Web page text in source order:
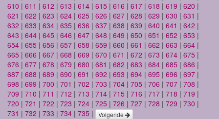
610 | 611 | 612 | 613 | 614 | 615 | 616 | 617 | 618 | 619 | 620 |
621 | 622 | 623 | 624 | 625 | 626 | 627 | 628 | 629 | 630 | 631 |
632 | 633 | 634 | 635 | 636 | 637 | 638 | 639 | 640 | 641 | 642 |
643 | 644 | 645 | 646 | 647 | 648 | 649 | 650 | 651 | 652 | 653 |
654 | 655 | 656 | 657 | 658 | 659 | 660 | 661 | 662 | 663 | 664 |
665 | 666 | 667 | 668 | 669 | 670 | 671 | 672 | 673 | 674 | 675 |
676 | 677 | 678 | 679 | 680 | 681 | 682 | 683 | 684 | 685 | 686 |
687 | 688 | 689 | 690 | 691 | 692 | 693 | 694 | 695 | 696 | 697 |
698 | 699 | 700 | 701 | 702 | 703 | 704 | 705 | 706 | 707 | 708 |
709 | 710 | 711 | 712 | 713 | 714 | 715 | 716 | 717 | 718 | 719 |
720 | 721 | 722 | 723 | 724 | 725 | 726 | 727 | 728 | 729 | 730 |
731 | 732 | 733 | 734 | 735 | Volgende